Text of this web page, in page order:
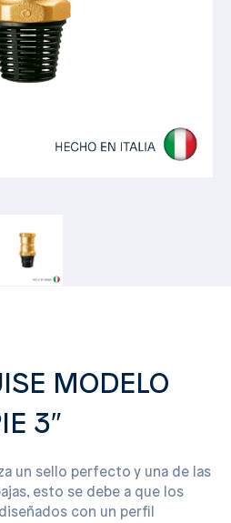
MODELO
3″
un sello perfecto y una de las
esto se debe a que los
con un perfil